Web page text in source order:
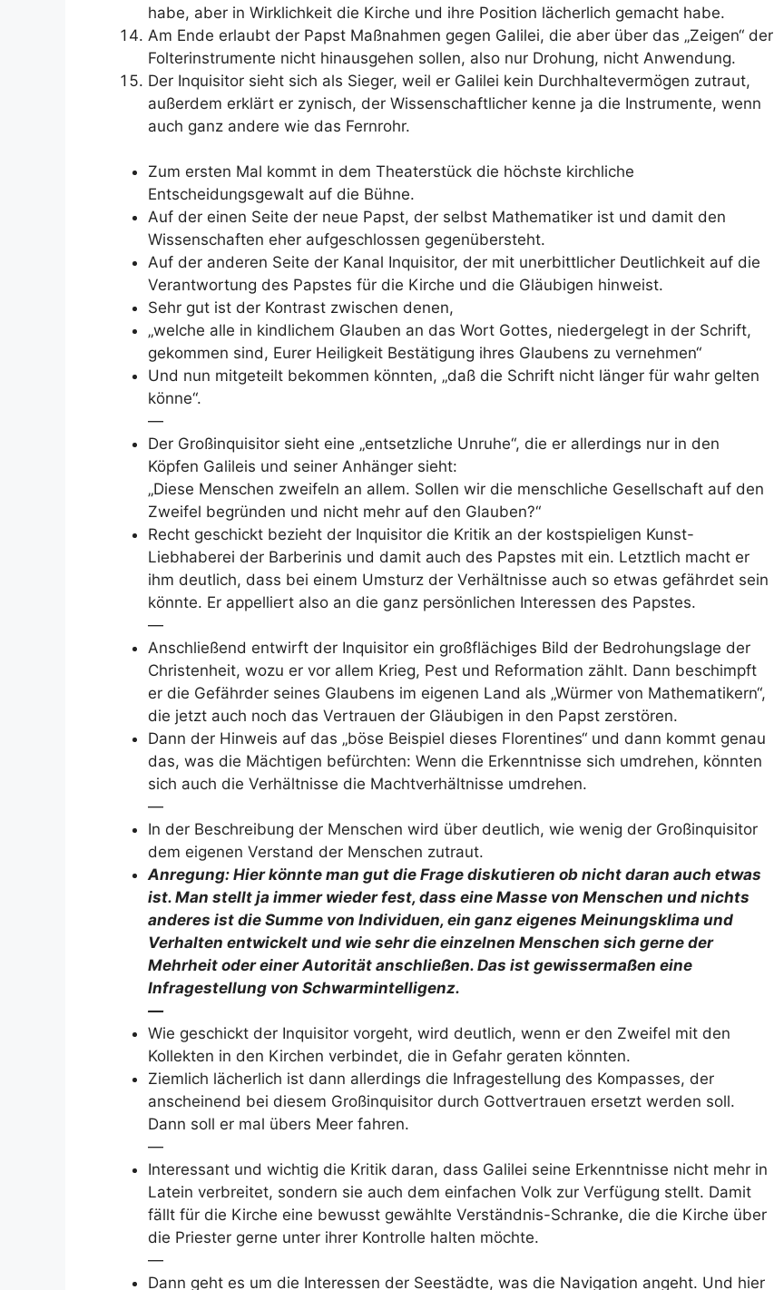
habe, aber in Wirklichkeit die Kirche und ihre Position lächerlich gemacht habe.
Am Ende erlaubt der Papst Maßnahmen gegen Galilei, die aber über das „Zeigen“ der
Folterinstrumente nicht hinausgehen sollen, also nur Drohung, nicht Anwendung.
Der Inquisitor sieht sich als Sieger, weil er Galilei kein Durchhaltevermögen zutraut,
außerdem erklärt er zynisch, der Wissenschaftlicher kenne ja die Instrumente, wenn
auch ganz andere wie das Fernrohr.
Zum ersten Mal kommt in dem Theaterstück die höchste kirchliche
Entscheidungsgewalt auf die Bühne.
Auf der einen Seite der neue Papst, der selbst Mathematiker ist und damit den
Wissenschaften eher aufgeschlossen gegenübersteht.
Auf der anderen Seite der Kanal Inquisitor, der mit unerbittlicher Deutlichkeit auf die
Verantwortung des Papstes für die Kirche und die Gläubigen hinweist.
Sehr gut ist der Kontrast zwischen denen,
„welche alle in kindlichem Glauben an das Wort Gottes, niedergelegt in der Schrift,
gekommen sind, Eurer Heiligkeit Bestätigung ihres Glaubens zu vernehmen“
Und nun mitgeteilt bekommen könnten, „daß die Schrift nicht länger für wahr gelten
könne“.
—
Der Großinquisitor sieht eine „entsetzliche Unruhe“, die er allerdings nur in den
Köpfen Galileis und seiner Anhänger sieht:
„Diese Menschen zweifeln an allem. Sollen wir die menschliche Gesellschaft auf den
Zweifel begründen und nicht mehr auf den Glauben?“
Recht geschickt bezieht der Inquisitor die Kritik an der kostspieligen Kunst-
Liebhaberei der Barberinis und damit auch des Papstes mit ein. Letztlich macht er
ihm deutlich, dass bei einem Umsturz der Verhältnisse auch so etwas gefährdet sein
könnte. Er appelliert also an die ganz persönlichen Interessen des Papstes.
—
Anschließend entwirft der Inquisitor ein großflächiges Bild der Bedrohungslage der
Christenheit, wozu er vor allem Krieg, Pest und Reformation zählt. Dann beschimpft
er die Gefährder seines Glaubens im eigenen Land als „Würmer von Mathematikern“,
die jetzt auch noch das Vertrauen der Gläubigen in den Papst zerstören.
Dann der Hinweis auf das „böse Beispiel dieses Florentines“ und dann kommt genau
das, was die Mächtigen befürchten: Wenn die Erkenntnisse sich umdrehen, könnten
sich auch die Verhältnisse die Machtverhältnisse umdrehen.
—
In der Beschreibung der Menschen wird über deutlich, wie wenig der Großinquisitor
dem eigenen Verstand der Menschen zutraut.
Anregung: Hier könnte man gut die Frage diskutieren ob nicht daran auch etwas
ist. Man stellt ja immer wieder fest, dass eine Masse von Menschen und nichts
anderes ist die Summe von Individuen, ein ganz eigenes Meinungsklima und
Verhalten entwickelt und wie sehr die einzelnen Menschen sich gerne der
Mehrheit oder einer Autorität anschließen. Das ist gewissermaßen eine
Infragestellung von Schwarmintelligenz.
—
Wie geschickt der Inquisitor vorgeht, wird deutlich, wenn er den Zweifel mit den
Kollekten in den Kirchen verbindet, die in Gefahr geraten könnten.
Ziemlich lächerlich ist dann allerdings die Infragestellung des Kompasses, der
anscheinend bei diesem Großinquisitor durch Gottvertrauen ersetzt werden soll.
Dann soll er mal übers Meer fahren.
—
Interessant und wichtig die Kritik daran, dass Galilei seine Erkenntnisse nicht mehr in
Latein verbreitet, sondern sie auch dem einfachen Volk zur Verfügung stellt. Damit
fällt für die Kirche eine bewusst gewählte Verständnis-Schranke, die die Kirche über
die Priester gerne unter ihrer Kontrolle halten möchte.
—
Dann geht es um die Interessen der Seestädte, was die Navigation angeht. Und hier